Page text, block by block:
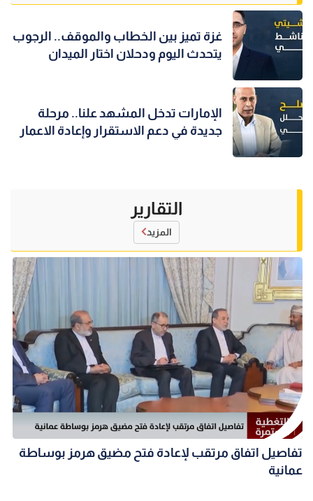
غزة تميز بين الخطاب والموقف.. الرجوب
يتحدث اليوم ودحلان اختار الميدان
الإمارات تدخل المشهد علنا.. مرحلة
جديدة في دعم الاستقرار وإعادة الاعمار
التقارير
المزيد
تفاصيل اتفاق مرتقب لإعادة فتح مضيق هرمز بوساطة
عمانية